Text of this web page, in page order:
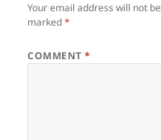
Your email address will not
marked*
COMMENT*